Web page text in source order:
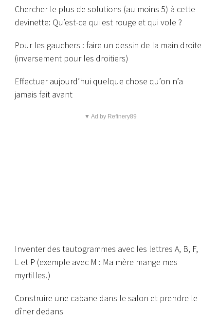
Chercher le plus de solutions (au moins 5) à cette
devinette: Qu’est-ce qui est rouge et qui vole ?
Pour les gauchers : faire un dessin de la main droite
(inversement pour les droitiers)
Effectuer aujourd’hui quelque chose qu’on n’a
jamais fait avant
▼ Ad by Refinery89
Inventer des tautogrammes avec les lettres A, B, F,
L et P (exemple avec M : Ma mère mange mes
myrtilles.)
Construire une cabane dans le salon et prendre le
dîner dedans